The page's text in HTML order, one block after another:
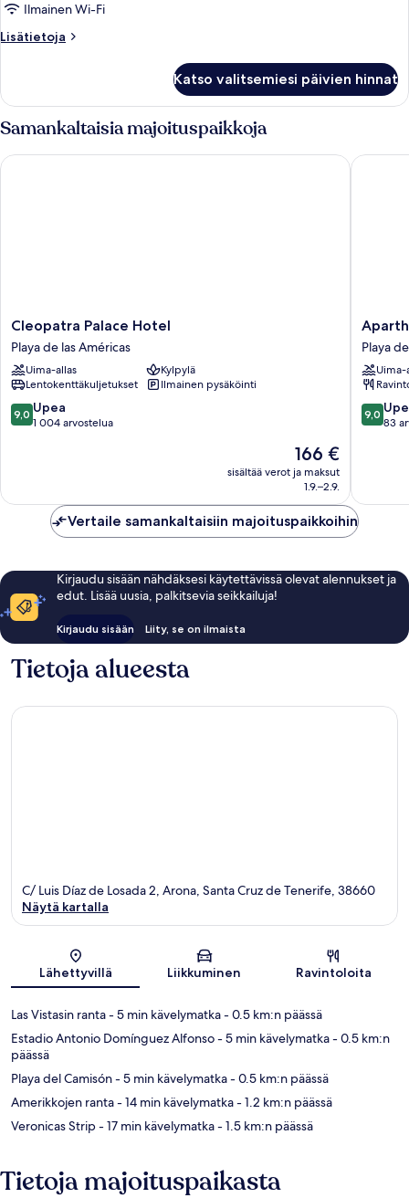
Ilmainen Wi-Fi
Lisätietoja
Lisätietoja
Katso valitsemiesi päivien hinnat
Samankaltaisia majoituspaikkoja
Cleopatra
Palace
Hotel
Playa
de
las
Américas
Cleopatra Palace Hotel
Playa de las Américas
Uima-allas
Kylpylä
Lentokenttäkuljetukset
Ilmainen pysäköinti
9.0
kautta
9,0 Upea
1 004 arvostelua
Hinta
on
166 €
166 €
sisältää verot ja maksut
1.9.–2.9.
Cleopatra Palace Hotel
Parque
IV
Playa
de
las
Playa
Uima-
9.0
kautta
9,0
83
Vertaile samankaltaisiin majoituspaikkoihin
Kirjaudu sisään nähdäksesi käytettävissä olevat alennukset ja
edut. Lisää uusia, palkitsevia seikkailuja!
Kirjaudu sisään Liity, se on ilmaista
Tietoja alueesta
Kartta
C/ Luis Díaz de Losada 2, Arona, Santa Cruz de Tenerife, 38660
Näytä kartalla
Lähettyvillä Liikkuminen Ravintoloita
Las Vistasin ranta- 5 min kävelymatka- 0.5 km:n päässä
Estadio Antonio Domínguez Alfonso- 5 min kävelymatka- 0.5 km:n
päässä
Playa del Camisón- 5 min kävelymatka- 0.5 km:n päässä
Amerikkojen ranta- 14 min kävelymatka- 1.2 km:n päässä
Veronicas Strip- 17 min kävelymatka- 1.5 km:n päässä
Tietoja majoituspaikasta